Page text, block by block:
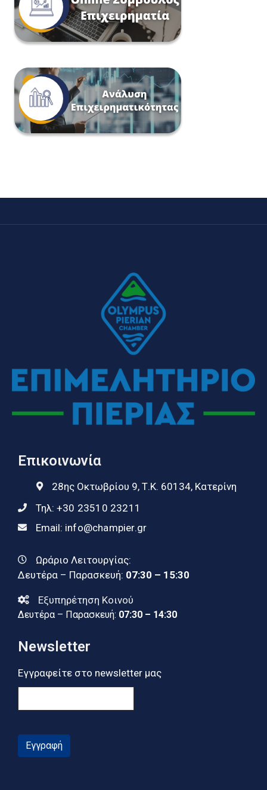
Επικοινωνία
28ης Οκτωβρίου 9, Τ.Κ. 60134, Κατερίνη
Τηλ: +30 23510 23211
Email: info@champier.gr
Ωράριο Λειτουργίας:
Δευτέρα – Παρασκευή: 07:30 – 15:30
Εξυπηρέτηση Κοινού
Δευτέρα – Παρασκευή: 07:30 – 14:30
Newsletter
Εγγραφείτε στο newsletter μας
Εγγραφή